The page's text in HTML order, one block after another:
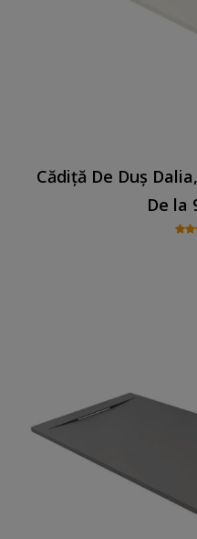
Cădiță De Duș
De la